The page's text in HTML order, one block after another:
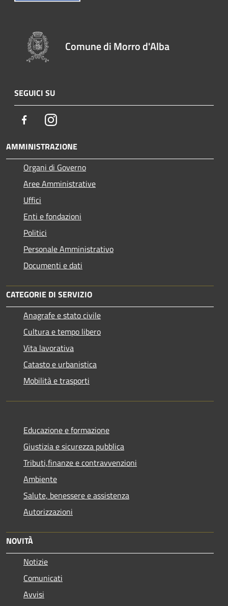
Comune di Morro d'Alba
SEGUICI SU
FacebookInstagram
AMMINISTRAZIONE
Organi di Governo
Aree Amministrative
Uffici
Enti e fondazioni
Politici
Personale Amministrativo
Documenti e dati
CATEGORIE DI SERVIZIO
Anagrafe e stato civile
Cultura e tempo libero
Vita lavorativa
Catasto e urbanistica
Mobilità e trasporti
Educazione e formazione
Giustizia e sicurezza pubblica
Tributi,finanze e contravvenzioni
Ambiente
Salute, benessere e assistenza
Autorizzazioni
NOVITÀ
Notizie
Comunicati
Avvisi